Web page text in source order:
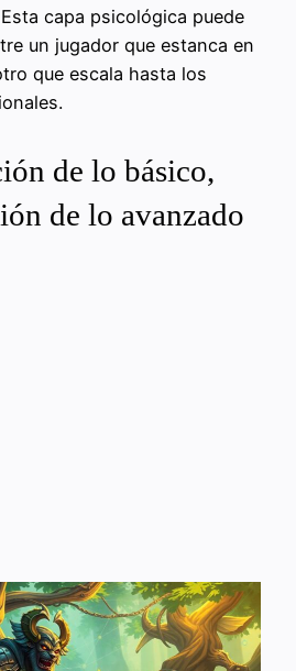
capa psicológica puede
un jugador que estanca en
que escala hasta los
de lo básico,
de lo avanzado